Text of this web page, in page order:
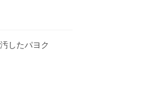
したパヨク